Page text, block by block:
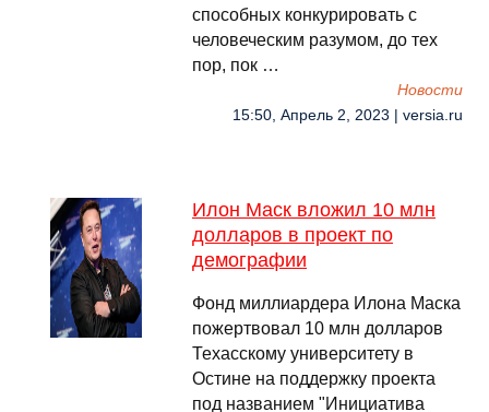
способных конкурировать с
человеческим разумом, до тех
пор, пок …
Новости
15:50, Апрель 2, 2023 | versia.ru
Илон Маск вложил 10 млн
долларов в проект по
демографии
Фонд миллиардера Илона Маска
пожертвовал 10 млн долларов
Техасскому университету в
Остине на поддержку проекта
под названием "Инициатива